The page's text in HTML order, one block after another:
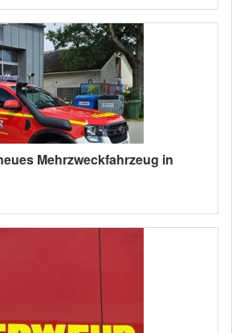
Mehrzweckfahrzeug in